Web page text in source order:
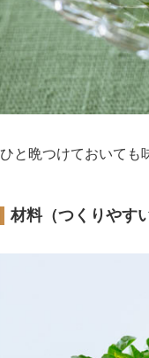
ひと晩つけておいても
材料（つくりやす